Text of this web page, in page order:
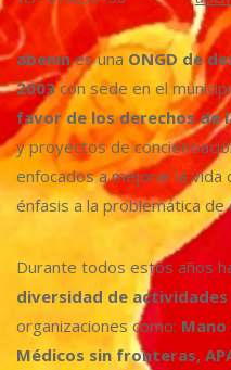
abenines una ONGD de
2003con sede en el
favor de los derechos de
y proyectos de
enfocados a mejorar la vida
énfasis a la problemática
Durante todos estos años
diversidad de actividades
organizaciones como:
Médicos sin fronteras,